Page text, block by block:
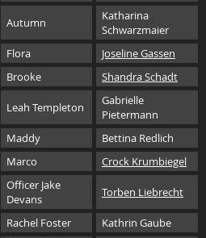
Autumn
Katharina
Schwarzmaier
Flora
Joseline Gassen
Brooke Shandra Schadt
Leah Templeton
Gabrielle
Pietermann
Maddy
Bettina Redlich
Marco Crock Krumbiegel
Officer Jake
Devans
Torben Liebrecht
Rachel Foster Kathrin Gaube